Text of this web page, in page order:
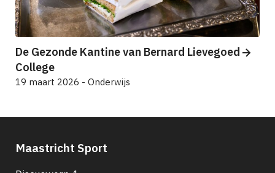
De Gezonde Kantine van Bernard Lievegoed
College
19 maart 2026 - Onderwijs
Maastricht Sport